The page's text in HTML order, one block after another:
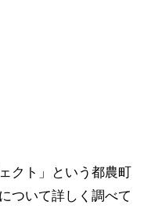
クト」という都農町
ついて詳しく調べて